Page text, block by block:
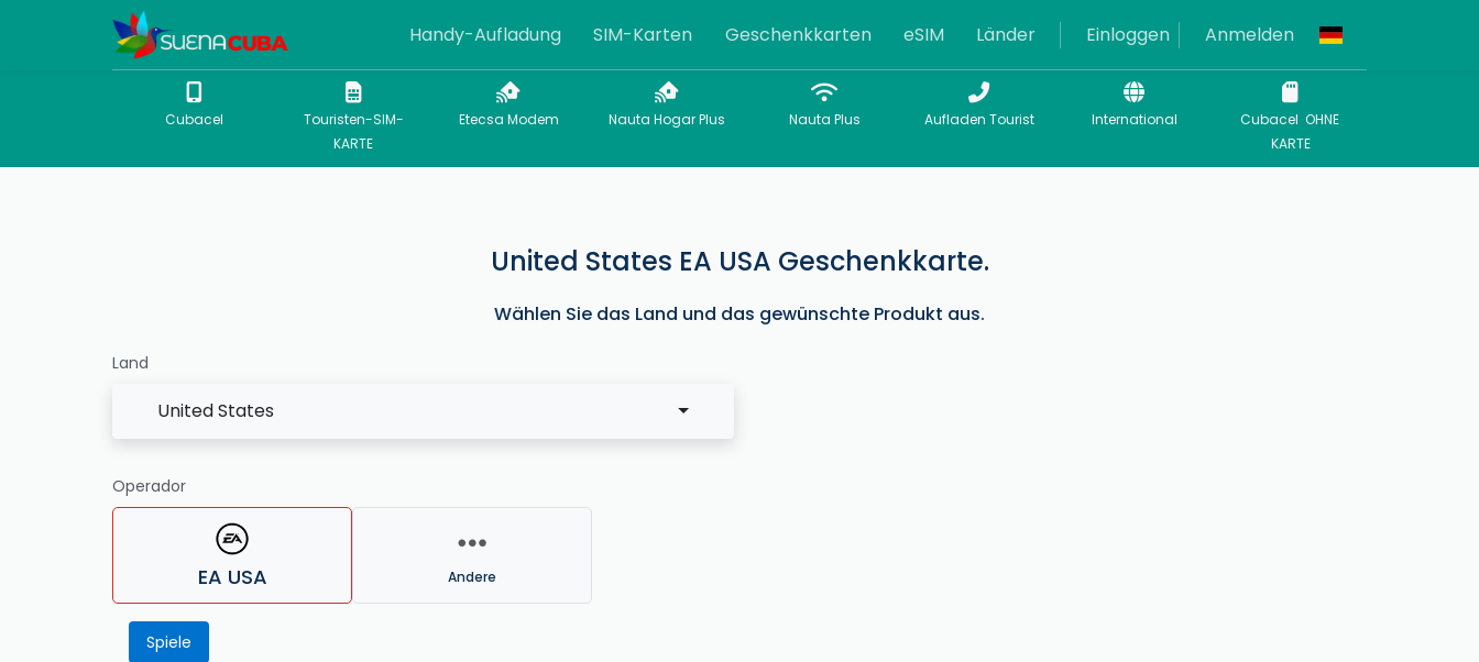
Handy-Aufladung SIM-Karten Geschenkkarten eSIM Länder Einloggen Anmelden
Cubacel
Touristen-SIM-
KARTE
Etecsa Modem Nauta Hogar Plus Nauta Plus Aufladen Tourist International
Cubacel OHNE
KARTE
United States EA USA Geschenkkarte.
Wählen Sie das Land und das gewünschte Produkt aus.
Land
United States
Operador
EA USA Andere
Spiele